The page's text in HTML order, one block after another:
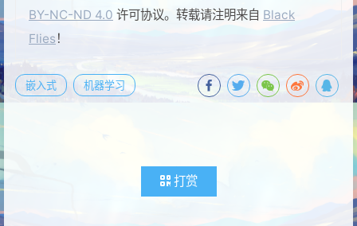
BY-NC-ND 4.0 许可协议。转载请注明来自 Black
Flies ！
嵌入式 机器学习
打赏